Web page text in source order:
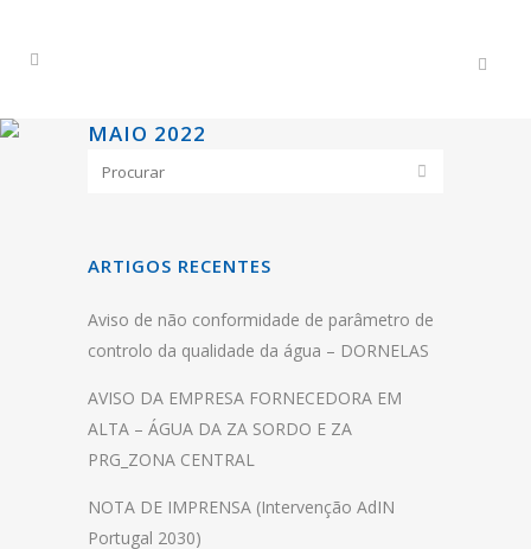
MAIO 2022
ARTIGOS RECENTES
Aviso de não conformidade de parâmetro de
controlo da qualidade da água – DORNELAS
AVISO DA EMPRESA FORNECEDORA EM
ALTA – ÁGUA DA ZA SORDO E ZA
PRG_ZONA CENTRAL
NOTA DE IMPRENSA (Intervenção AdIN
Portugal 2030)